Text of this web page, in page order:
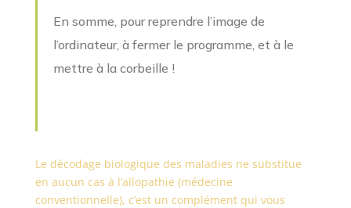
En somme, pour reprendre l’image de
l’ordinateur, à fermer le programme, et à le
mettre à la corbeille !
Le décodage biologique des maladies ne substitue
en aucun cas à l’allopathie (médecine
conventionnelle), c’est un complément qui vous